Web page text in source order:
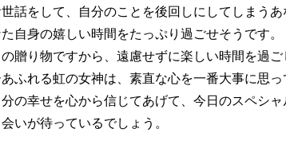
話をして、自分のことを後回しにしてしまうあ
自身の嬉しい時間をたっぷり過ごせそうです。
贈り物ですから、遠慮せずに楽しい時間を過ご
ふれる虹の女神は、素直な心を一番大事に思っ
の幸せを心から信じてあげて、今日のスペシ
いが待っているでしょう。